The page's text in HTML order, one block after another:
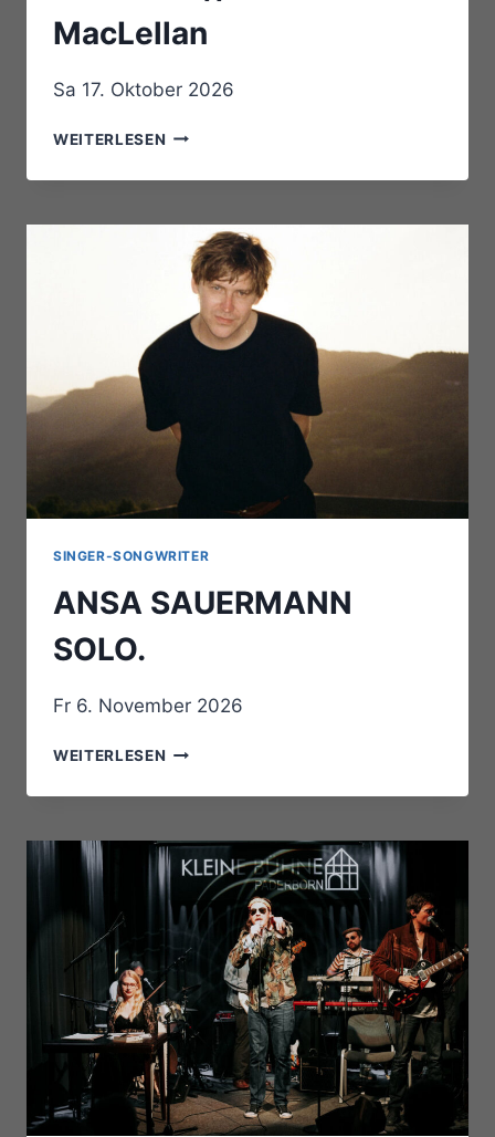
MacLellan
Sa 17. Oktober 2026
WEITERLESEN SARAH
//
MACISAAC
CATHERINE
MACLELLAN
SINGER-SONGWRITER
ANSA SAUERMANN
SOLO.
Fr 6. November 2026
WEITERLESEN ANSA
SOLO.